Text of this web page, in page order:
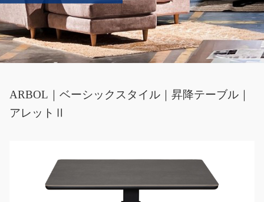
ARBOL｜ベーシックスタイル｜昇降テーブル｜
アレットⅡ